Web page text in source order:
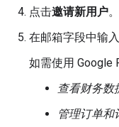
点击邀请新用户。
在邮箱字段中输
如需使用 Google
查看财务数
管理订单和